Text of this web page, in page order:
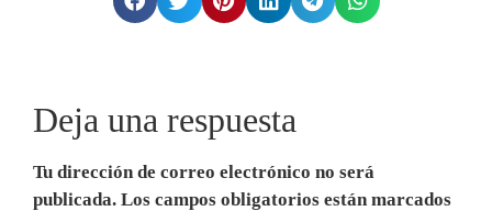
Deja una respuesta
Tu dirección de correo electrónico no será
publicada. Los campos obligatorios están marcados